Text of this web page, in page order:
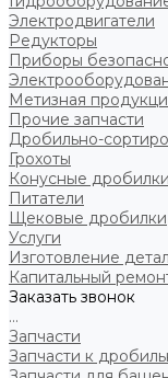
Электродвигатели
Редукторы
Приборы
Метизная
Прочие запчасти
Дробильно-
Грохоты
Конусные дробилки
Питатели
Щековые дробилки
Услуги
Изготовление
Капитальный
Заказать звонок
...
Запчасти
Запчасти к